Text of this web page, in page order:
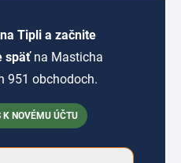
Tipli a začnite
späť na Masticha
951 obchodoch.
K NOVÉMU ÚČTU